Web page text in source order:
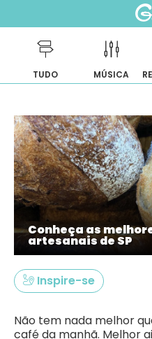
para
o
conteúdo
TUDO MÚSICA
Conheça as
artesanais de SP
Inspire-se
Não tem nada melhor
café da manhã. Melhor